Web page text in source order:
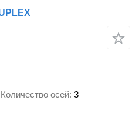
Количество осей 3